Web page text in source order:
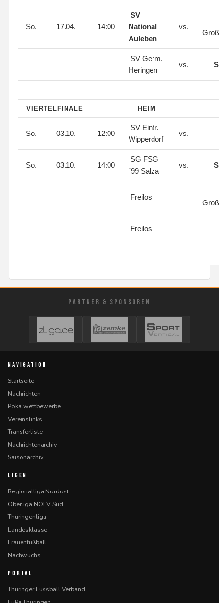
So. 17.04. 14:00
SV
National
Auleben
vs.
SV Germ.
Heringen
vs.
VIERTELFINALE HEIM
So. 03.10. 12:00
SV Eintr.
Wipperdorf
vs.
So. 03.10. 14:00
SG FSG
´99 Salza
vs.
Freilos
Freilos
PARTNER & SPONSOREN
NAVIGATION
Startseite
Nachrichten
Pokalwettbewerbe
Vereinslinks
Transferliste
Nachrichtenarchiv
Saisonarchiv
LIGEN
Regionalliga Nordost
Oberliga NOFV Süd
Thüringenliga
Landesklasse
Frauenfußball
Nachwuchs
PORTAL
Thüringer Fussball Verband